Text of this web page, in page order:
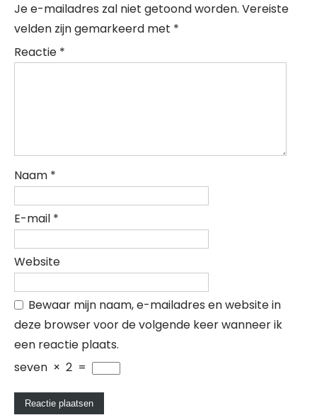
Je e-mailadres zal niet getoond worden. Vereiste
velden zijn gemarkeerd met *
Reactie *
Naam *
E-mail *
Website
Bewaar mijn naam, e-mailadres en website in
deze browser voor de volgende keer wanneer ik
een reactie plaats.
seven × 2 =